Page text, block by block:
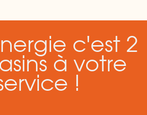
c'est 2
à votre
!